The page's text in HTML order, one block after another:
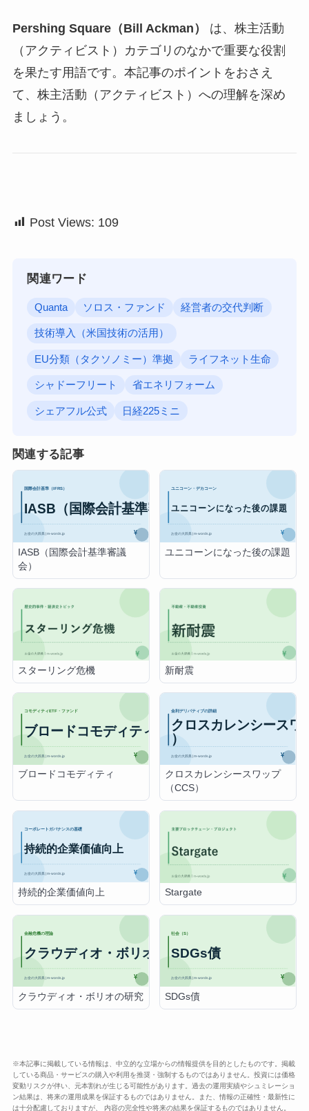
Pershing Square（Bill Ackman）
は、株主活動
（アクティビスト）カテゴリのなかで重要な役割
を果たす用語です。本記事のポイントをおさえ
て、株主活動（アクティビスト）への理解を深め
ましょう。
Post Views: 109
関連ワード
Quanta ソロス・ファンド 経営者の交代判断
技術導入（米国技術の活用）
EU分類（タクソノミー）準拠 ライフネット生命
シャドーフリート 省エネリフォーム
シェアフル公式 日経225ミニ
関連する記事
IASB（国際会計基準審議
会）
ユニコーンになった後の課題
スターリング危機 新耐震
ブロードコモディティ
クロスカレンシースワップ
（CCS）
持続的企業価値向上 Stargate
クラウディオ・ボリオの研究 SDGs債
※本記事に掲載している情報は、中立的な立場からの情報提供を目的としたものです。掲載
している商品・サービスの購入や利用を推奨・強制するものではありません。投資には価格
変動リスクが伴い、元本割れが生じる可能性があります。過去の運用実績やシュミレーショ
ン結果は、将来の運用成果を保証するものではありません。また、情報の正確性・最新性に
は十分配慮しておりますが、 内容の完全性や将来の結果を保証するものではありません。